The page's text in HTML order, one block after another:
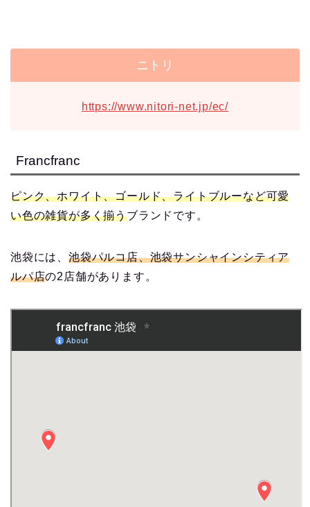
ニトリ
https://www.nitori-net.jp/ec/
Francfranc
ピンク、ホワイト、ゴールド、ライトブルーなど可愛
い色の雑貨が多く揃うブランドです。
池袋には、 池袋パルコ店、池袋サンシャインシティア
ルパ店の2店舗があります。